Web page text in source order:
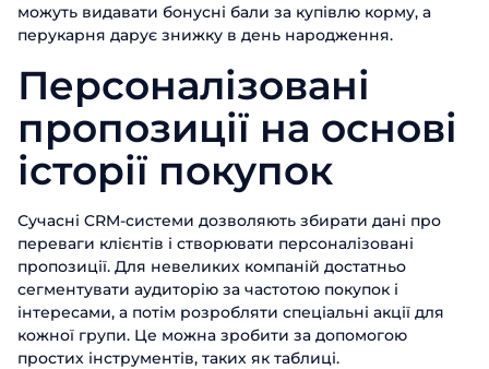
можуть видавати бонусні бали за купівлю корму, а
перукарня дарує знижку в день народження.
Персоналізовані
пропозиції на основі
історії покупок
Сучасні CRM-системи дозволяють збирати дані про
переваги клієнтів і створювати персоналізовані
пропозиції. Для невеликих компаній достатньо
сегментувати аудиторію за частотою покупок і
інтересами, а потім розробляти спеціальні акції для
кожної групи. Це можна зробити за допомогою
простих інструментів, таких як таблиці.
Ім'я
Прізвище
Телефон
Email
Назва компанії
Дякуємо за звернення.
Ми цінуємо, що ви зацікавились саме
нашими продуктами. Один з наших
співробітників зв'яжеться з вами
найближчим часом. Гарного дня!
Замовити дзвінок
Поспілкуйтесь з нашим експертом
вже сьогодні
Ім'я
Відправити
Дякуємо за звернення.
Ми цінуємо, що ви зацікавились саме
нашими продуктами. Один з наших
найближчим часом. Гарного дня!
Дякуємо за звернення.
Ми цінуємо, що ви зацікавились саме
нашими продуктами. Один з наших
найближчим часом. Гарного дня!